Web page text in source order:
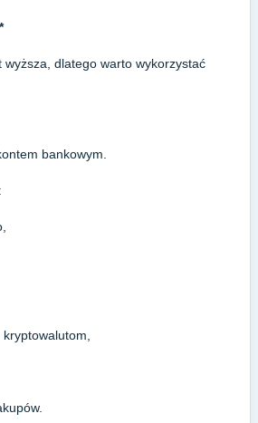
dlatego warto wykorzystać
bankowym.